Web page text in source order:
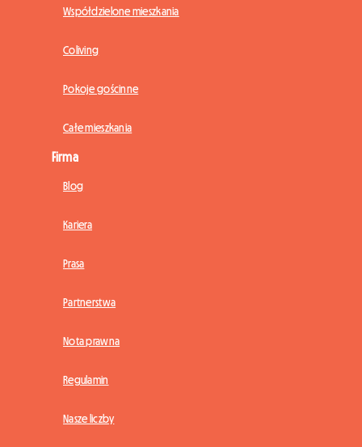
Współdzielone mieszkania
Coliving
Pokoje gościnne
Całe mieszkania
Firma
Blog
Kariera
Prasa
Partnerstwa
Nota prawna
Regulamin
Nasze liczby